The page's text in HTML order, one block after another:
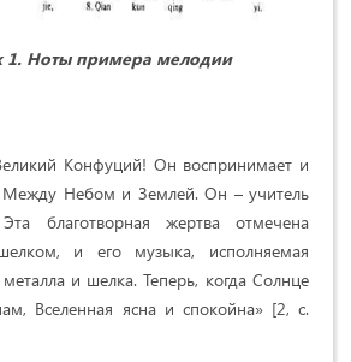
1. Ноты примера мелодии
Конфуций! Он воспринимает и
Между Небом и Землей. Он – учитель
благотворная жертва отмечена
и его музыка, исполняемая
и шелка. Теперь, когда Солнце
Вселенная ясна и спокойна» [2, с.